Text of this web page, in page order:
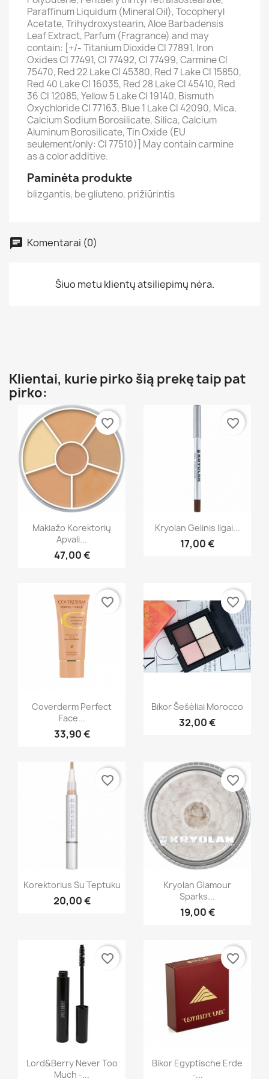
Paraffinum Liquidum (Mineral Oil), Tocopheryl
Acetate, Trihydroxystearin, Aloe Barbadensis
Leaf Extract, Parfum (Fragrance) and may
contain: [+/- Titanium Dioxide CI 77891, Iron
Oxides CI 77491, CI 77492, CI 77499, Carmine CI
75470, Red 22 Lake CI 45380, Red 7 Lake CI 15850,
Red 40 Lake CI 16035, Red 28 Lake CI 45410, Red
36 CI 12085, Yellow 5 Lake CI 19140, Bismuth
Oxychloride CI 77163, Blue 1 Lake CI 42090, Mica,
Calcium Sodium Borosilicate, Silica, Calcium
Aluminum Borosilicate, Tin Oxide (EU
seulement/only: CI 77510)] May contain carmine
as a color additive.
Paminėta produkte
blizgantis, be gliuteno, prižiūrintis
Komentarai (0)
Šiuo metu klientų atsiliepimų nėra.
Klientai, kurie pirko šią prekę taip pat
pirko:
Greita peržiūra
+2
Makiažo Korektorių
Apvali...
47,00 €
favorite_border
Greita peržiūra
Kryolan Gelinis Ilgai...
17,00 €
favorite_border
Greita peržiūra
Coverderm Perfect
Face...
33,90 €
favorite_border
Greita peržiūra
Bikor Šešėliai Morocco
32,00 €
favorite_border
Greita peržiūra
Korektorius Su Teptuku
20,00 €
favorite_border
Greita peržiūra
+4
Kryolan Glamour
Sparks...
19,00 €
favorite_border
Greita peržiūra
Lord&Berry Never Too
Much -...
favorite_border
Greita peržiūra
Bikor Egyptische Erde
-...
favorite_border